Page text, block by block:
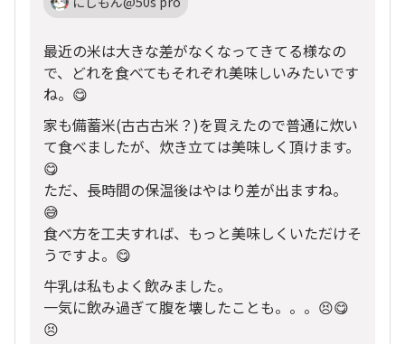
最近の米は大きな差がなくなってきてる様なの
で、どれを食べてもそれぞれ美味しいみたいです
ね。😋
家も備蓄米(古古古米？)を買えたので普通に炊い
て食べましたが、炊き立ては美味しく頂けます。
😋
ただ、長時間の保温後はやはり差が出ますね。
😅
食べ方を工夫すれば、もっと美味しくいただけそ
うですよ。😋
牛乳は私もよく飲みました。
一気に飲み過ぎて腹を壊したことも。。。😣😋
😣